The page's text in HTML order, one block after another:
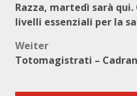
Razza, martedì sarà
livelli essenziali per la
Weiter
Totomagistrati –